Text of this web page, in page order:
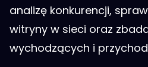
analizę konkurencji,
witryny w sieci oraz
wychodzących i